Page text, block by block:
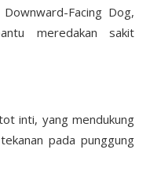
Facing Dog,
meredakan sakit
inti, yang mendukung
pada punggung